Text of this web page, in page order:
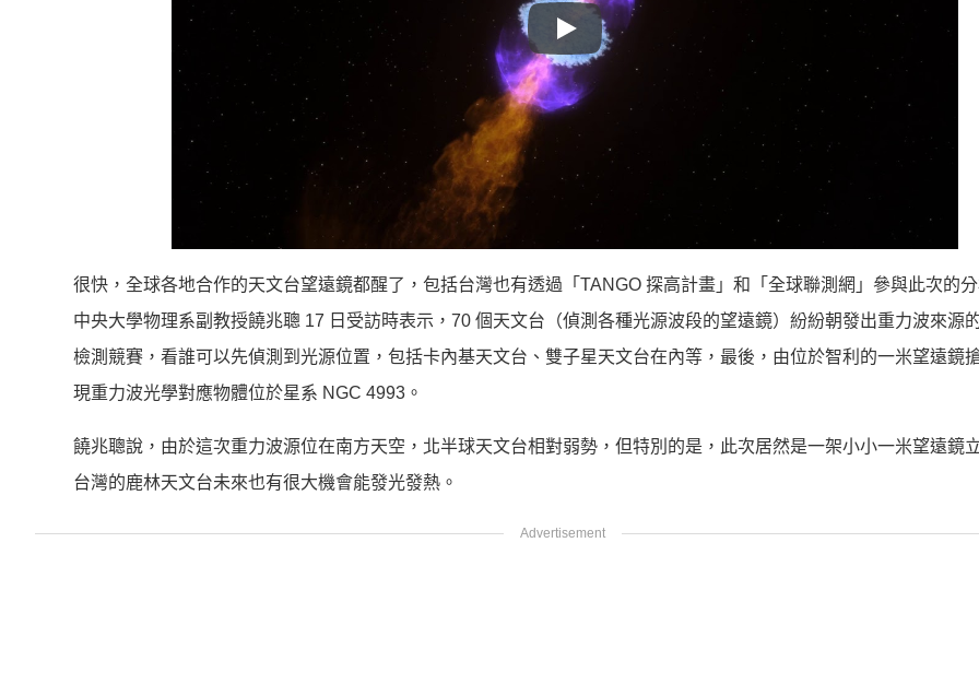
Play
很快，全球各地合作的天文台望遠鏡都醒了，包括台灣也有透過「TANGO 探高計畫」和「全球聯測網」參與此次的
中央大學物理系副教授饒兆聰 17 日受訪時表示，70 個天文台（偵測各種光源波段的望遠鏡）紛紛朝發出重力波來源
檢測競賽，看誰可以先偵測到光源位置，包括卡內基天文台、雙子星天文台在內等，最後，由位於智利的一米望遠鏡
現重力波光學對應物體位於星系 NGC 4993。
饒兆聰說，由於這次重力波源位在南方天空，北半球天文台相對弱勢，但特別的是，此次居然是一架小小一米望遠鏡
台灣的鹿林天文台未來也有很大機會能發光發熱。